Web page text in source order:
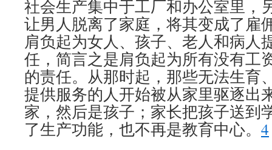
社会生产集中于工厂和办公室里，
让男人脱离了家庭，将其变成了雇
肩负起为女人、孩子、老人和病人
任，简言之是肩负起为所有没有工
的责任。从那时起，那些无法生育
提供服务的人开始被从家里驱逐出
家，然后是孩子；家长把孩子送到
了生产功能，也不再是教育中心。 4